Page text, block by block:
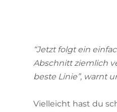
“Jetzt folgt ein
Abschnitt ziemlich
beste Linie”, warnt
Vielleicht hast du